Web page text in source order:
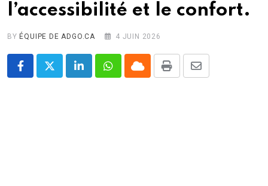
Militaire
Sciences
Culture
l’accessibilité et le confort.
BYÉQUIPE DE ADGO.CA 4 JUIN 2026
LinkedInWhatsappCloudPrint
Share